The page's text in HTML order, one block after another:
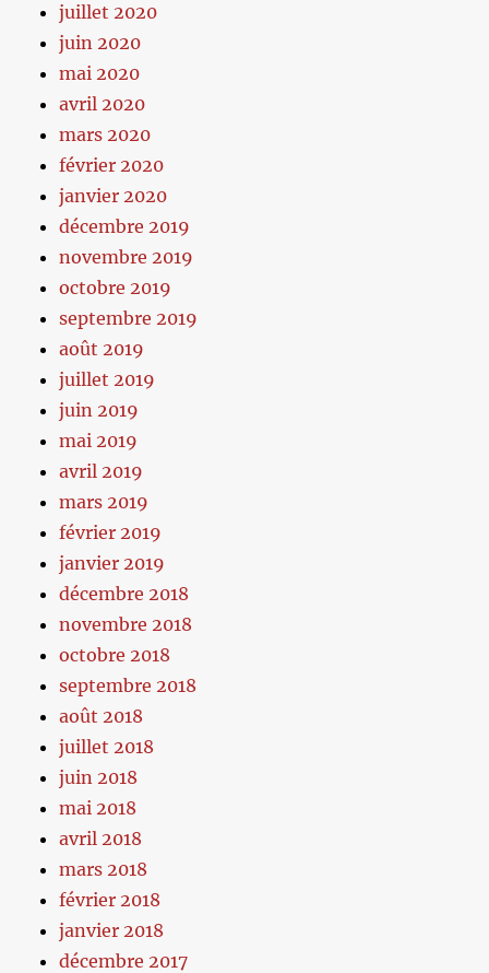
juillet 2020
juin 2020
mai 2020
avril 2020
mars 2020
février 2020
janvier 2020
décembre 2019
novembre 2019
octobre 2019
septembre 2019
août 2019
juillet 2019
juin 2019
mai 2019
avril 2019
mars 2019
février 2019
janvier 2019
décembre 2018
novembre 2018
octobre 2018
septembre 2018
août 2018
juillet 2018
juin 2018
mai 2018
avril 2018
mars 2018
février 2018
janvier 2018
décembre 2017